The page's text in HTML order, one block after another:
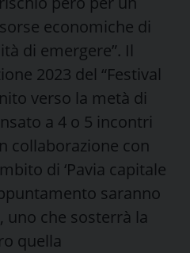
economiche di
di emergere”. Il
2023 del “Festival
verso la metà di
a 4 o 5 incontri
collaborazione con
di ‘Pavia capitale
saranno
che sosterrà la
quella